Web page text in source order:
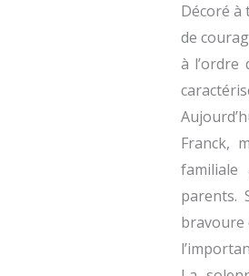
Décoré à
de
à l’ordre
Franck,
familiale
parents.
bravoure